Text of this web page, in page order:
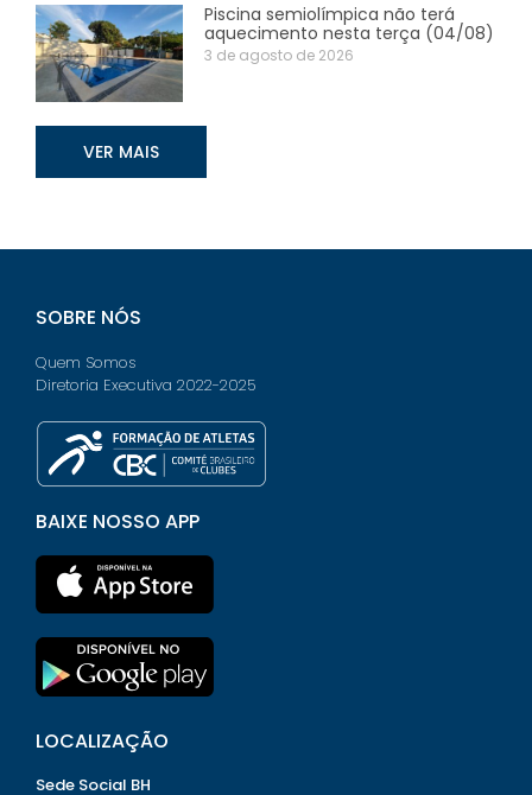
Piscina semiolímpica não terá
aquecimento nesta terça (04/08)
3 de agosto de 2026
VER MAIS
SOBRE NÓS
Quem Somos
Diretoria Executiva 2022-2025
BAIXE NOSSO APP
LOCALIZAÇÃO
Sede Social BH